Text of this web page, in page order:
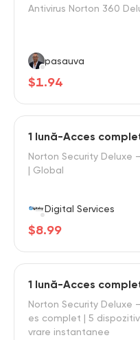
Antivirus Norton 360
pasauva
$1.94
1 lună-Acces
Norton Security Deluxe
| Global
Digital Services
$8.99
1 lună-Acces
Norton Security Deluxe
es complet | 5
vrare instantanee